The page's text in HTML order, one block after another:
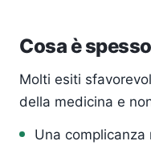
Cosa è
Molti esiti
della medicina e
Una